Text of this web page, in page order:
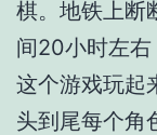
棋。地铁上断
间20小时左右
这个游戏玩起
头到尾每个角